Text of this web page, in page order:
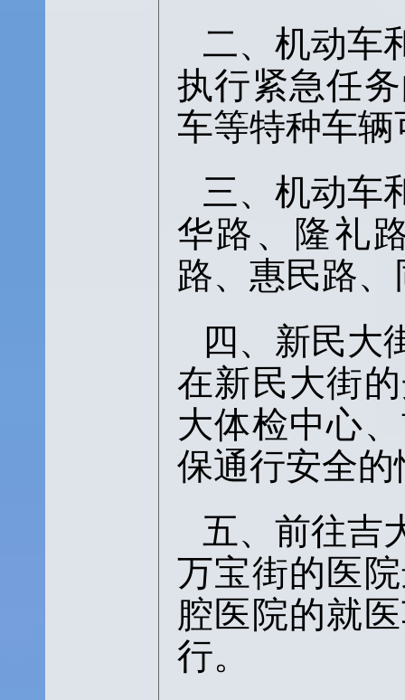
二、机动车
执行紧急任
车等特种车
三、机动车
华路、隆礼
路、惠民路
四、新民大
在新民大街
大体检中心
保通行安全
五、前往吉
万宝街的医
腔医院的就
行。